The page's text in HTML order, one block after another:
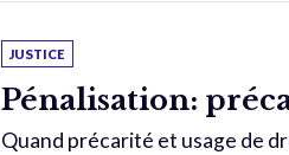
JUSTICE
Pénalisation:
Quand précarité et usage de